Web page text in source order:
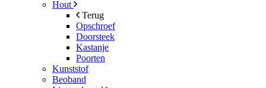
Hout
Terug
Opschroef
Doorsteek
Kastanje
Poorten
Kunststof
Beoband